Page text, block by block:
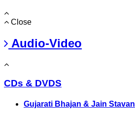
Close
Audio-Video
CDs & DVDS
Gujarati Bhajan & Jain Stavan